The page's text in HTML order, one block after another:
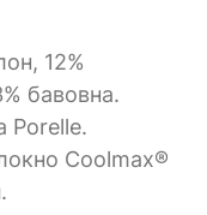
12%
бавовна.
Porelle.
Coolmax®